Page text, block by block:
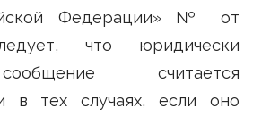
Федерации» № от
что юридически
считается
в тех случаях, если оно